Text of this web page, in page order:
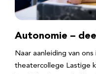
Autonomie –
Naar aanleiding van
theatercollege Lastige